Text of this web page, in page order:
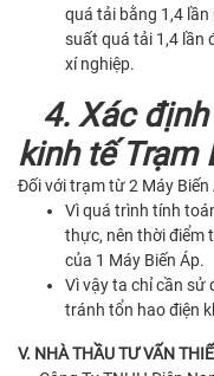
quá tải bằng 1,4
suất quá tải 1,4 lần
xí nghiệp.
4. Xác
kinh tế Trạm
Đối với trạm từ 2 Máy Biến
Vì quá trình tính
thực, nên thời điểm
của 1 Máy Biến Áp.
Vì vậy ta chỉ cần sử
tránh tổn hao điện
V. NHÀ THẦU TƯ VẤN